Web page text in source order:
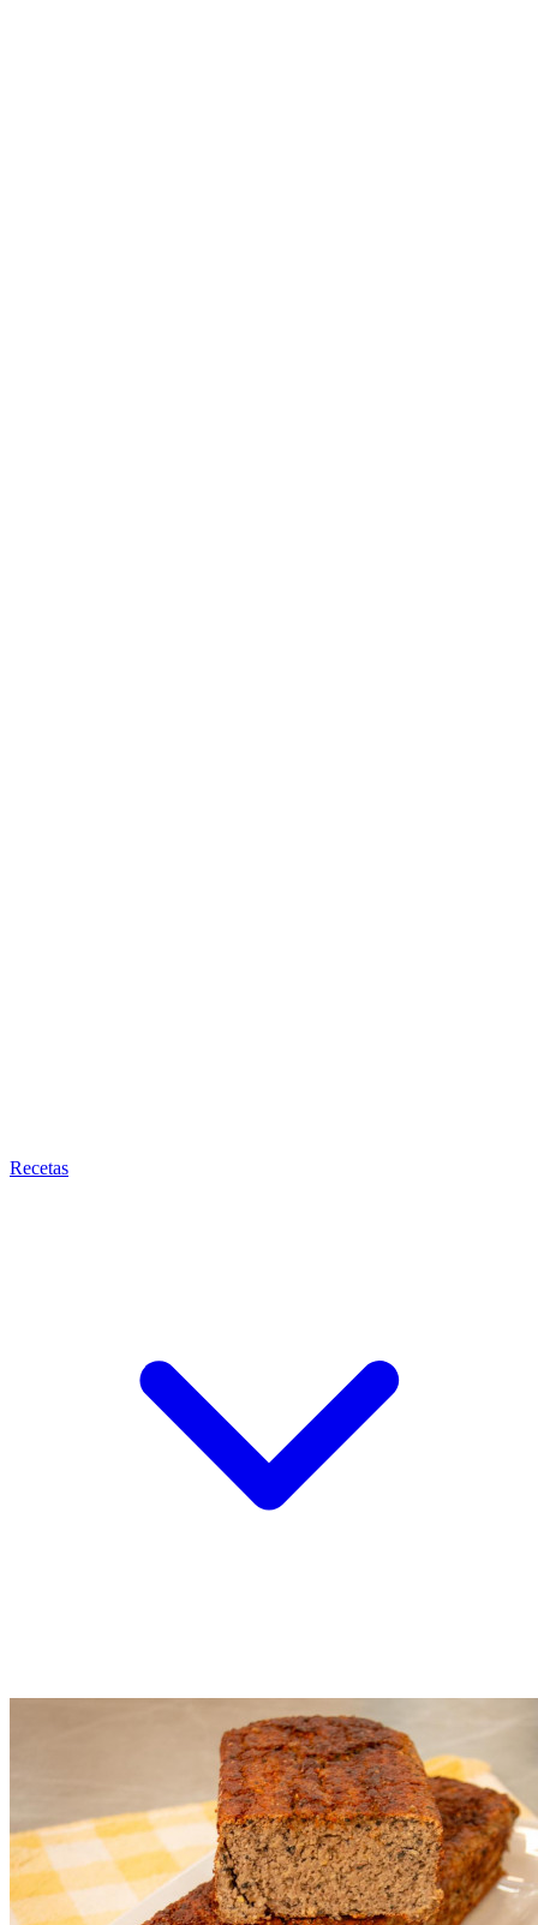
Recetas